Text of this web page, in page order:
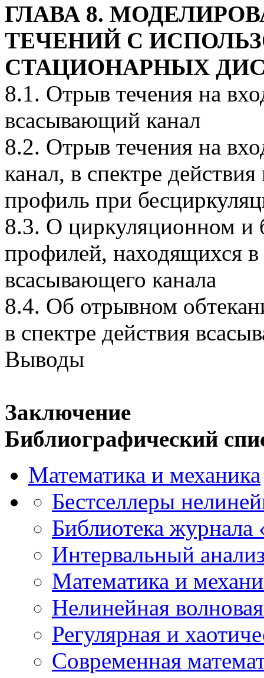
ГЛАВА 8.
ТЕЧЕНИЙ С
СТАЦИОНАРНЫХ
8.1. Отрыв течения на
всасывающий канал
8.2. Отрыв течения на
канал, в спектре
профиль при
8.3. О циркуляционном и
профилей, находящихся в
всасывающего канала
8.4. Об отрывном
в спектре действия
Выводы
Заключение
Библиографический
Математика и механика
Бестселлеры
Библиотека
Интервальный
Математика и
Нелинейная
Регулярная и
Современная